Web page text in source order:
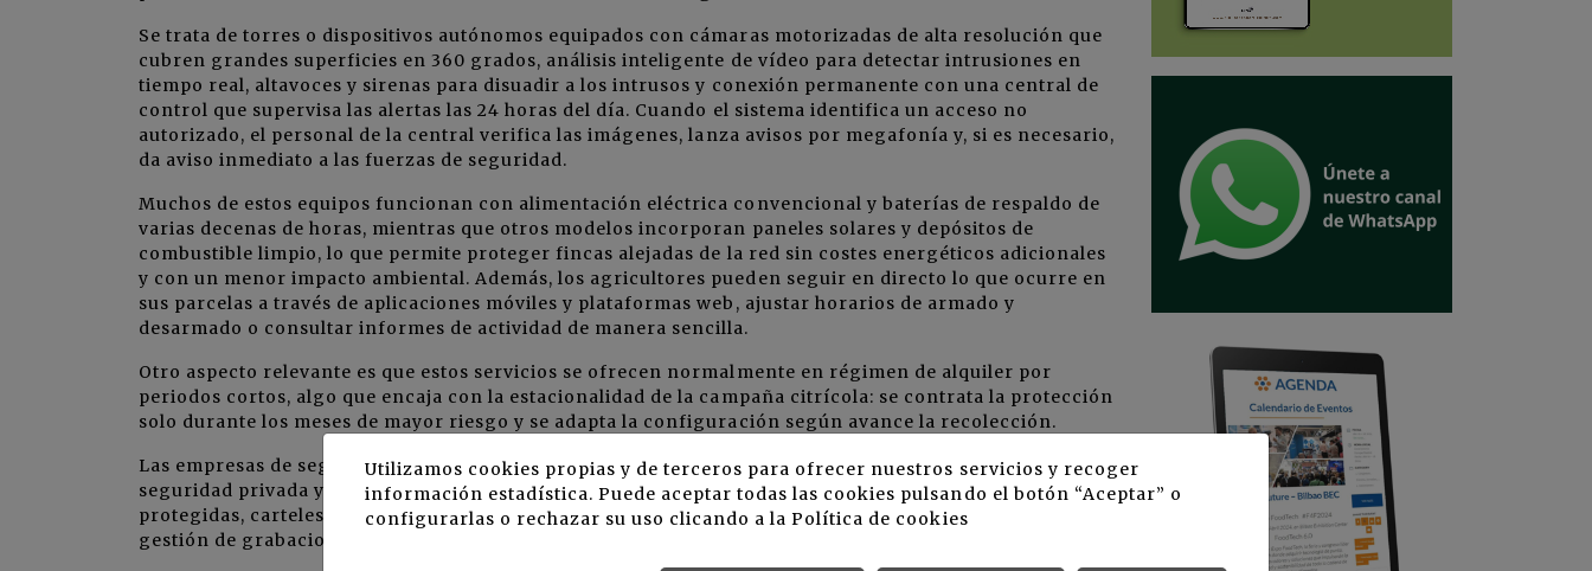
Se trata de torres o dispositivos autónomos equipados con cámaras motorizadas de alta resolución que
cubren grandes superficies en 360 grados, análisis inteligente de vídeo para detectar intrusiones en
tiempo real, altavoces y sirenas para disuadir a los intrusos y conexión permanente con una central de
control que supervisa las alertas las 24 horas del día. Cuando el sistema identifica un acceso no
autorizado, el personal de la central verifica las imágenes, lanza avisos por megafonía y, si es necesario,
da aviso inmediato a las fuerzas de seguridad.
Muchos de estos equipos funcionan con alimentación eléctrica convencional y baterías de respaldo de
varias decenas de horas, mientras que otros modelos incorporan paneles solares y depósitos de
combustible limpio, lo que permite proteger fincas alejadas de la red sin costes energéticos adicionales
y con un menor impacto ambiental. Además, los agricultores pueden seguir en directo lo que ocurre en
sus parcelas a través de aplicaciones móviles y plataformas web, ajustar horarios de armado y
desarmado o consultar informes de actividad de manera sencilla.
Otro aspecto relevante es que estos servicios se ofrecen normalmente en régimen de alquiler por
periodos cortos, algo que encaja con la estacionalidad de la campaña citrícola: se contrata la protección
solo durante los meses de mayor riesgo y se adapta la configuración según avance la recolección.
Las empresas de seguridad recuerdan, además, que todos estos sistemas deben cumplir la normativa de
seguridad privada y de protección de datos: central receptora de alarmas autorizada, oficinas
protegidas, carteles informativos en los accesos, máscaras de privacidad para zonas no vigilables y
gestión de grabaciones limitada en el tiempo.
Utilizamos cookies propias y de terceros para ofrecer nuestros servicios y recoger
información estadística. Puede aceptar todas las cookies pulsando el botón “Aceptar” o
configurarlas o rechazar su uso clicando a laPolítica de cookies